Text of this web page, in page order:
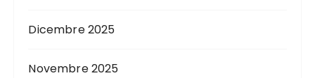
Dicembre 2025
Novembre 2025